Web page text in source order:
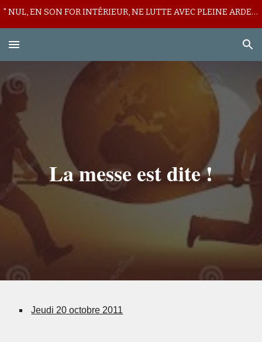
" NUL, EN SON FOR INTÉRIEUR, NE LUTTE AVEC PLEINE ARDEUR CONTRE SON LICITE MUR DE DÉFIANCE ! "
La messe est dite !
Jeudi 20 octobre 2011